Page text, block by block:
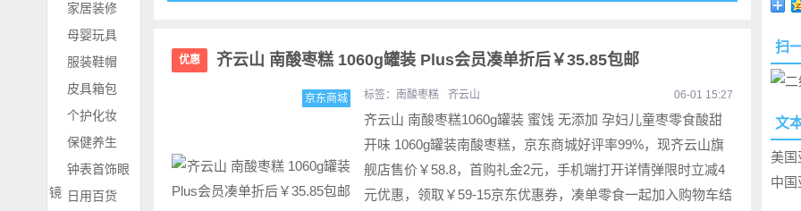
家居装修
母婴玩具
服装鞋帽
皮具箱包
个护化妆
保健养生
钟表首饰眼
镜 日用百货
优惠 齐云山 南酸枣糕 1060g罐装 Plus会员凑单折后￥35.85包邮
京东商城 标签： 南酸枣糕 齐云山 06-01 15:27
齐云山 南酸枣糕1060g罐装 蜜饯 无添加 孕妇儿童枣零食酸甜
开味 1060g罐装南酸枣糕，京东商城好评率99%，现齐云山旗
舰店售价￥58.8，首购礼金2元，手机端打开详情弹限时立减4
元优惠，领取￥59-15京东优惠券，凑单零食一起加入购物车结
扫
文
美国
中国